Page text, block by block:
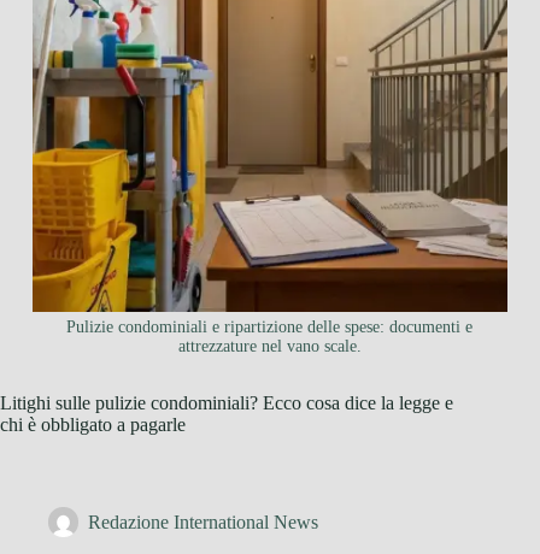
Pulizie condominiali e ripartizione delle spese: documenti e
attrezzature nel vano scale.
Litighi sulle pulizie condominiali? Ecco cosa dice la legge e
chi è obbligato a pagarle
Redazione International News